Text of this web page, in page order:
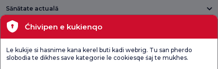
Sănătate actuală
Unități medicale
Sondaj general
Verificați
Chestionarul de
Sondaj de
Ćhivipen e kukienqo
Le kukije si hasnime kana kerel buti kadi webrig. Tu san pherdo
slobodia te dikhes save kategorie le cookiesqe śaj te mukhes.